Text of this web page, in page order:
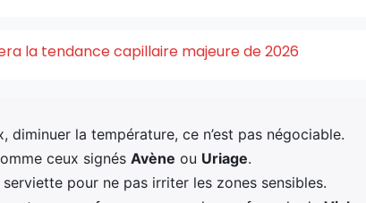
la tendance capillaire majeure de 2026
la température, ce n’est pas négociable.
ceux signés Avène ou Uriage.
pour ne pas irriter les zones sensibles.